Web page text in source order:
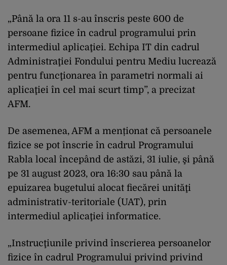
„Până la ora 11 s-au înscris peste 600 de
persoane fizice în cadrul programului prin
intermediul aplicaţiei. Echipa IT din cadrul
Administraţiei Fondului pentru Mediu lucrează
pentru funcţionarea în parametri normali ai
aplicaţiei în cel mai scurt timp”, a precizat
AFM.
De asemenea, AFM a menționat că persoanele
fizice se pot înscrie în cadrul Programului
Rabla local începând de astăzi, 31 iulie, şi până
pe 31 august 2023, ora 16:30 sau până la
epuizarea bugetului alocat fiecărei unităţi
administrativ-teritoriale (UAT), prin
intermediul aplicaţiei informatice.
„Instrucţiunile privind înscrierea persoanelor
fizice în cadrul Programului privind privind